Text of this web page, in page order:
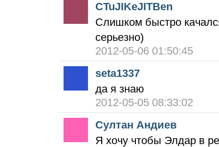
CTuJIKeJITBen
Слишком быстро
серьезно)
2012-05-06 01:50:45
seta1337
да я знаю
2012-05-05 08:33:02
Султан Андиев
Я хочу чтобы Элдар в